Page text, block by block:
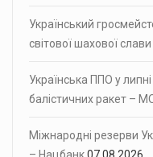
Український
світової шахової слави
Українська ППО у
балістичних ракет –
Міжнародні резерви